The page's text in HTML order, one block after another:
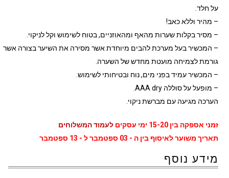
על חלד.
– מהיר וללא כאב!
– מסיר בקלות שערות מהאף ומהאוזניים, בטוח לשימוש וקל לניקוי.
– המכשיר בעל מערכת להבים מיוחדת אשר מסירה את השיער בצורה אשר
גורמת לצמיחה מועטת מחדש של השערה.
– המכשיר עמיד בפני מים, נוח ובטיחותי לשימוש.
– מופעל על סוללה AAA dry.
הערכה מגיעה עם מברשת ניקוי.
זמני אספקה בין 15-20 ימי עסקים
לעמוד המשלוחים
תאריך משוער לאיסוף בין ה - 03 ספטמבר ל - 13 ספטמבר
מידע נוסף